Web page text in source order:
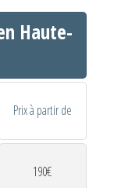
Haute-
Prix à partir de
190€